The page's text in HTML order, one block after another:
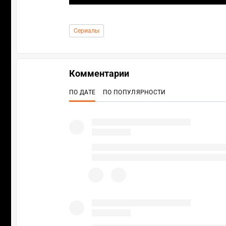
Сериалы
Комментарии
ПО ДАТЕ ПО ПОПУЛЯРНОСТИ